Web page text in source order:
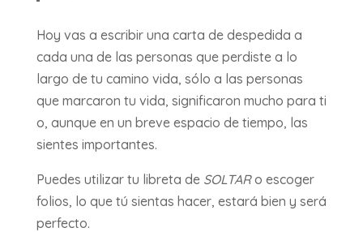
Hoy vas a escribir una carta de despedida a
cada una de las personas que perdiste a lo
largo de tu camino vida, sólo a las personas
que marcaron tu vida, significaron mucho para ti
o, aunque en un breve espacio de tiempo, las
sientes importantes.
Puedes utilizar tu libreta de SOLTARo escoger
folios, lo que tú sientas hacer, estará bien y será
perfecto.